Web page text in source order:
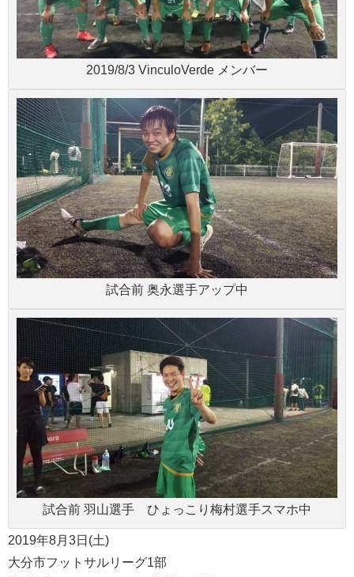
2019/8/3 VinculoVerde メンバー
試合前 奥永選手アップ中
試合前 羽山選手 ひょっこり梅村選手スマホ中
2019年8月3日(土)
大分市フットサルリーグ1部